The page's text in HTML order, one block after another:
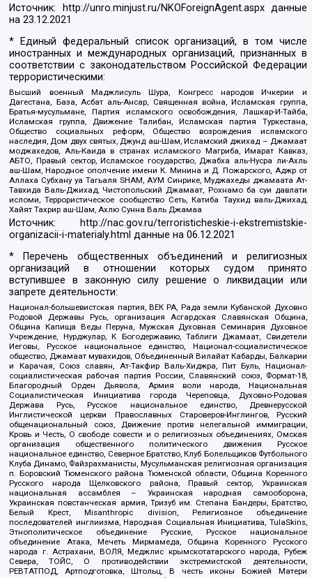
Источник: http://unro.minjust.ru/NKOForeignAgent.aspxданные
на23.12.2021
* Единый федеральный список организаций, в том числе
иностранных и международных организаций, признанных в
соответствии с законодательством Российской Федерации
террористическими:
Высший военный Маджлисуль Шура, Конгресс народов Ичкерии и
Дагестана, База, Асбат аль-Ансар, Священная война, Исламская группа,
Братья-мусульмане, Партия исламского освобождения, Лашкар-И-Тайба,
Исламская группа, Движение Талибан, Исламская партия Туркестана,
Общество социальных реформ, Общество возрождения исламского
наследия, Дом двух святых, Джунд аш-Шам, Исламский джихад – Джамаат
моджахедов, Аль-Каида в странах исламского Магриба, Имарат Кавказ,
АБТО, Правый сектор, Исламское государство, Джабха аль-Нусра ли-Ахль
аш-Шам, Народное ополчение имени К. Минина и Д. Пожарского, Аджр от
Аллаха Субхану уа Тагьаля SHAM, АУМ Синрике, Муджахеды джамаата Ат-
Тавхида Валь-Джихад, Чистопольский Джамаат, Рохнамо ба суи давлати
исломи, Террористическое сообщество Сеть, Катиба Таухид валь-Джихад,
Хайят Тахрир аш-Шам, Ахлю Сунна Валь Джамаа
Источник:
http://nac.gov.ru/terroristicheskie-i-ekstremistskie-
organizacii-i-materialy.html данные на06.12.2021
* Перечень общественных объединений и религиозных
организаций в отношении которых судом принято
вступившее в законную силу решение о ликвидации или
запрете деятельности:
Национал-большевистская партия, ВЕК РА, Рада земли Кубанской Духовно
Родовой Державы Русь, организация Асгардская Славянская Община,
Община Капища Веды Перуна, Мужская Духовная Семинария Духовное
Учреждение, Нурджулар, К Богодержавию, Таблиги Джамаат, Свидетели
Иеговы, Русское национальное единство, Национал-социалистическое
общество, Джамаат мувахидов, Объединенный Вилайат Кабарды, Балкарии
и Карачая, Союз славян, Ат-Такфир Валь-Хиджра, Пит Буль, Национал-
социалистическая рабочая партия России, Славянский союз, Формат-18,
Благородный Орден Дьявола, Армия воли народа, Национальная
Социалистическая Инициатива города Череповца, Духовно-Родовая
Держава Русь, Русское национальное единство, Древнерусской
Инглистической церкви Православных Староверов-Инглингов, Русский
общенациональный союз, Движение против нелегальной иммиграции,
Кровь и Честь, О свободе совести и о религиозных объединениях, Омская
организация общественного политического движения Русское
национальное единство, Северное Братство, Клуб Болельщиков Футбольного
Клуба Динамо, Файзрахманисты, Мусульманская религиозная организация
п. Боровский Тюменского района Тюменской области, Община Коренного
Русского народа Щелковского района, Правый сектор, Украинская
национальная ассамблея – Украинская народная самооборона,
Украинская повстанческая армия, Тризуб им. Степана Бандеры, Братство,
Белый Крест, Misanthropic division, Религиозное объединение
последователей инглиизма, Народная Социальная Инициатива, TulaSkins,
Этнополитическое объединение Русские, Русское национальное
объединение Атака, Мечеть Мирмамеда, Община Коренного Русского
народа г. Астрахани, ВОЛЯ, Меджлис крымскотатарского народа, Рубеж
Севера, ТОЙС, О противодействии экстремистской деятельности,
РЕВТАТПОД, Артподготовка, Штольц, В честь иконы Божией Матери